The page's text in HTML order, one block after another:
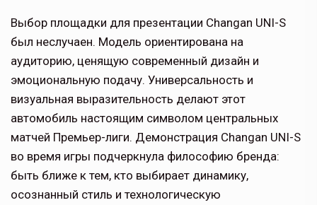
Выбор площадки для презентации Changan UNI-S
был неслучаен. Модель ориентирована на
аудиторию, ценящую современный дизайн и
эмоциональную подачу. Универсальность и
визуальная выразительность делают этот
автомобиль настоящим символом центральных
матчей Премьер-лиги. Демонстрация Changan UNI-S
во время игры подчеркнула философию бренда:
быть ближе к тем, кто выбирает динамику,
осознанный стиль и технологическую